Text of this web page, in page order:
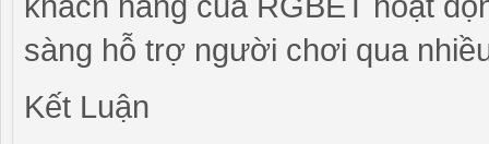
sàng hỗ trợ người chơi qua
Kết Luận